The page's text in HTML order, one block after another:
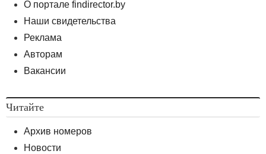
О портале findirector.by
Наши свидетельства
Реклама
Авторам
Вакансии
Читайте
Архив номеров
Новости